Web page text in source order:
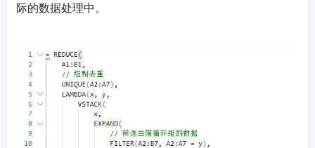
际的数据处理中。